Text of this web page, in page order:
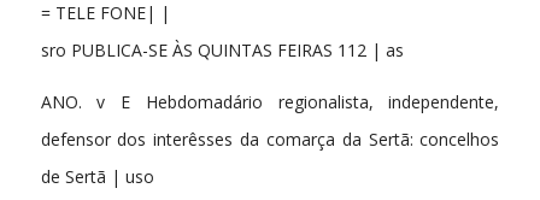
= TELE FONE| |
sro PUBLICA-SE ÀS QUINTAS FEIRAS 112 | as
ANO. v E Hebdomadário regionalista, independente,
defensor dos interêsses da comarça da Sertã: concelhos
de Sertã | uso